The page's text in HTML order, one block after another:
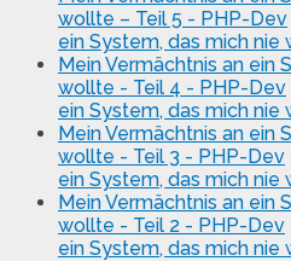
wollte – Teil 5 - PHP-Dev
ein System, das mich nie
Mein Vermächtnis an ein
wollte - Teil 4 - PHP-Dev
ein System, das mich nie
Mein Vermächtnis an ein
wollte - Teil 3 - PHP-Dev
ein System, das mich nie
Mein Vermächtnis an ein
wollte - Teil 2 - PHP-Dev
ein System, das mich nie